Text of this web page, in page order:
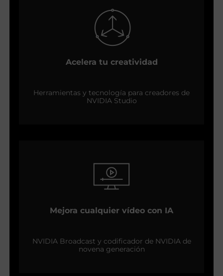
Acelera tu creatividad
Herramientas y tecnología para creadores de
NVIDIA Studio
Mejora cualquier vídeo con IA
NVIDIA Broadcast y codificador de NVIDIA de
novena generación